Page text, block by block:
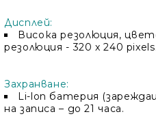
Дисплей:
Висока резолюция,
резолюция - 320 x 240 pixels.
Захранване:
Li-lon батерия
на записа – до 21 часа.